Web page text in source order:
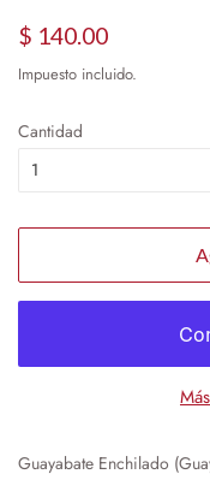
Precio
$ 140.00
oferta
Impuesto incluido.
Cantidad
Guayabate Enchilado